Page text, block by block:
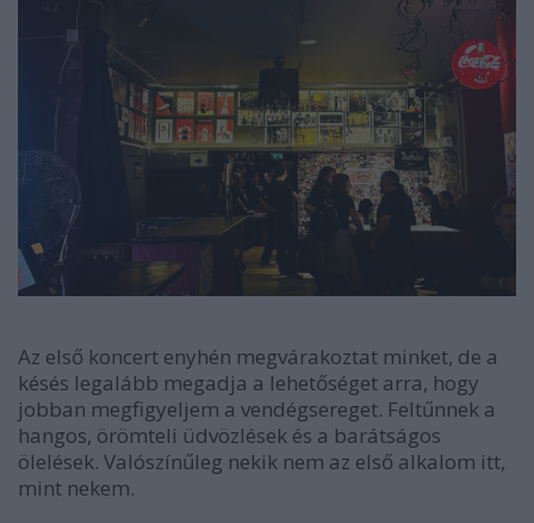
Az első koncert enyhén megvárakoztat minket, de a
késés legalább megadja a lehetőséget arra, hogy
jobban megfigyeljem a vendégsereget. Feltűnnek a
hangos, örömteli üdvözlések és a barátságos
ölelések. Valószínűleg nekik nem az első alkalom itt,
mint nekem.